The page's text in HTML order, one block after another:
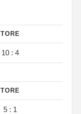
TORE
10 : 4
TORE
5 : 1